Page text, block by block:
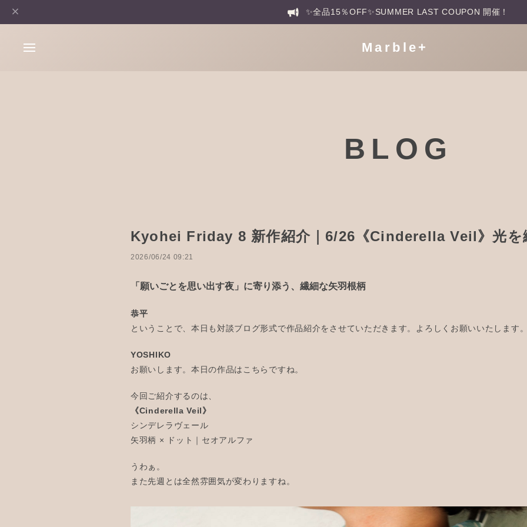
✨全品15％OFF✨SUMMER LAST COUPON 開催！
Marble+
BLOG
Kyohei Friday 8 新作紹介｜6/26《Cinderella Veil》光を
2026/06/24 09:21
「願いごとを思い出す夜」に寄り添う、繊細な矢羽根柄
恭平
ということで、本日も対談ブログ形式で作品紹介をさせていただきます。よろしくお願いいたします
YOSHIKO
お願いします。本日の作品はこちらですね。
今回ご紹介するのは、
《Cinderella Veil》
シンデレラヴェール
矢羽柄 × ドット｜セオアルファ
うわぁ。
また先週とは全然雰囲気が変わりますね。